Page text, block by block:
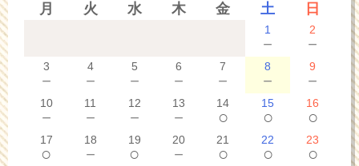
月 火 水 木 金 土 日
1
－
2
－
3
－
4
－
5
－
6
－
7
－
8
－
9
－
10
－
11
－
12
－
13
－
14
○
15
○
16
○
17
○
18
－
19
○
20
－
21
○
22
○
23
○